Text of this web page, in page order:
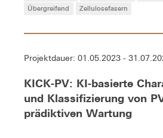
Übergreifend
Zellulosefasern
Projektdauer: 01.05.2023 -
KICK-PV: KI-basierte
und Klassifizierung von
prädiktiven Wartung